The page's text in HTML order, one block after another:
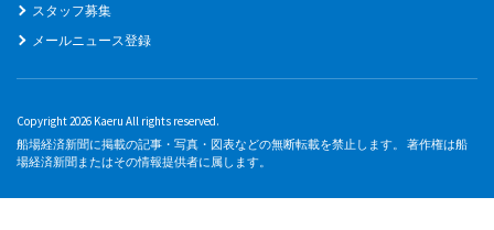
スタッフ募集
メールニュース登録
Copyright 2026 Kaeru All rights reserved.
船場経済新聞に掲載の記事・写真・図表などの無断転載を禁止します。 著作権は船
場経済新聞またはその情報提供者に属します。